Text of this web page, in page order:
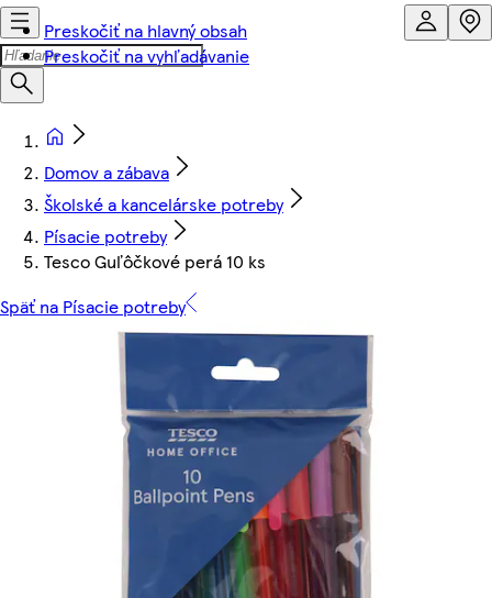
Preskočiť na hlavný obsah
Preskočiť na vyhľadávanie
Domov a zábava
Školské a kancelárske potreby
Písacie potreby
Tesco Guľôčkové perá 10 ks
Späť na Písacie potreby